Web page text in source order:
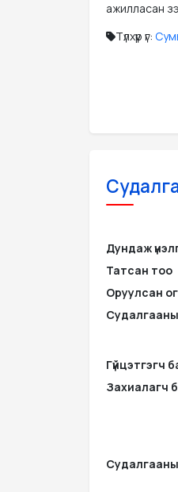
ажилласан
Түлхүүр үг:
Дундаж
Татсан тоо
Оруулсан
Гүйцэтгэгч
Захиалагч